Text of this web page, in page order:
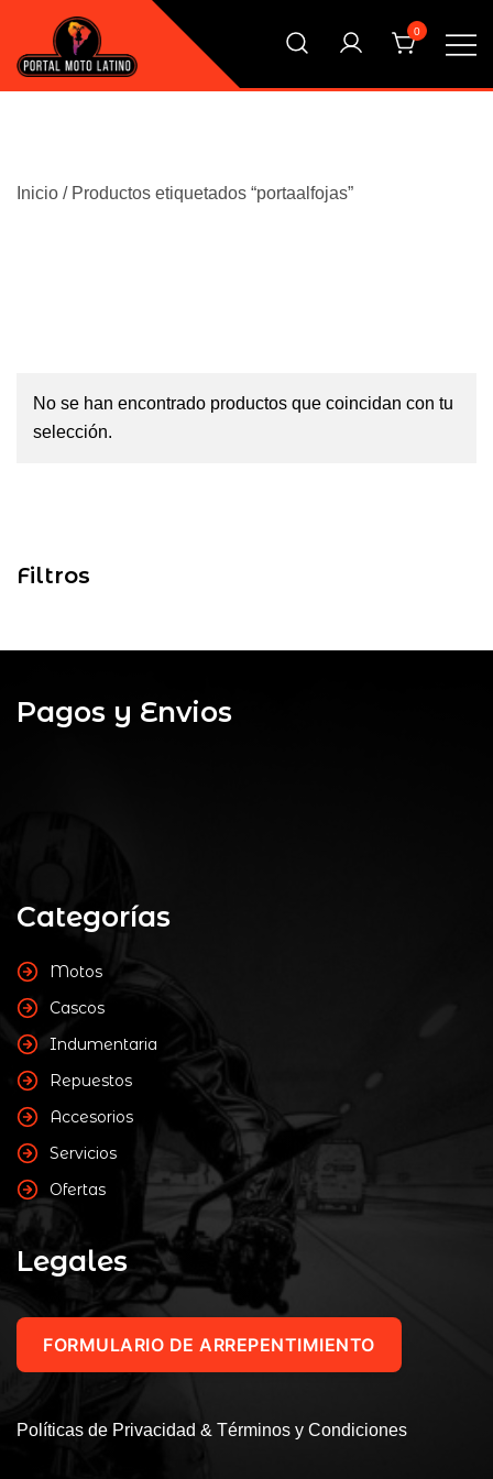
contenido
El Primer Shopping Multi Comercios de la Moto Online
0
Inicio / Productos etiquetados “portaalfojas”
No se han encontrado productos que coincidan con tu
selección.
Filtros
Pagos y Envios
Categorías
Motos
Cascos
Indumentaria
Repuestos
Accesorios
Servicios
Ofertas
Legales
FORMULARIO DE ARREPENTIMIENTO
Políticas de Privacidad & Términos y Condiciones